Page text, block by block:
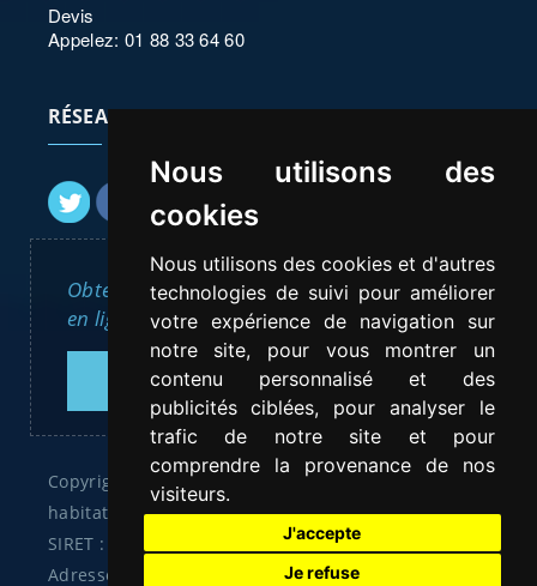
Nous utilisons des
cookies
Nous utilisons des cookies et d'autres
technologies de suivi pour améliorer
votre expérience de navigation sur
notre site, pour vous montrer un
contenu personnalisé et des
publicités ciblées, pour analyser le
trafic de notre site et pour
comprendre la provenance de nos
visiteurs.
J'accepte
Je refuse
Devis
Appelez: 01 88 33 64 60
RÉSEAUX SOCIAUX
Obtenez en moins de 30 minutes, un Devis
en ligne pour l'intervention d'un vitrier.
DEVIS GRATUIT
Copyright © 2026. Tous droits réservés Urban
habitat
SIRET : 41833350600032
Adresse : 6 Rue de lanneau 75005 Paris